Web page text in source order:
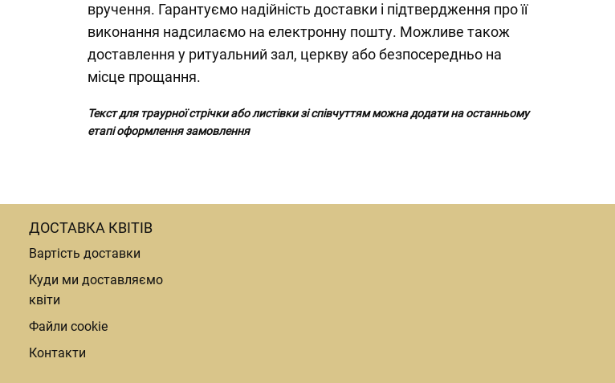
вручення. Гарантуємо надійність доставки і підтвердження про її
виконання надсилаємо на електронну пошту. Можливе також
доставлення у ритуальний зал, церкву або безпосередньо на
місце прощання.
Текст для траурної стрічки або листівки зі співчуттям можна додати на останньому
етапі оформлення замовлення
ДОСТАВКА КВІТІВ
Вартість доставки
Куди ми доставляємо
квіти
Файли cookie
Контакти